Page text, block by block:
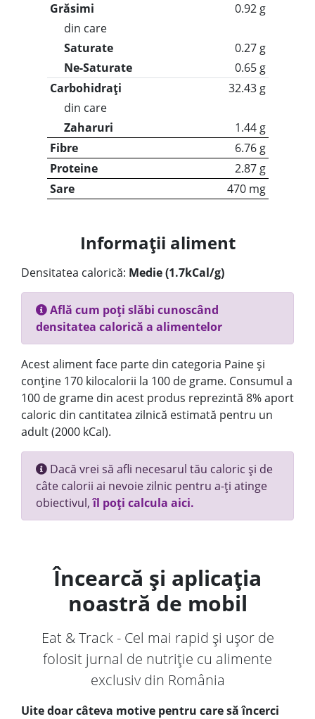
Grăsimi
0.92 g
din care
Saturate
0.27 g
Ne-Saturate
0.65 g
Carbohidrați
32.43 g
din care
Zaharuri
1.44 g
Fibre
6.76 g
Proteine
2.87 g
Sare
470 mg
Informații aliment
Densitatea calorică: Medie (1.7kCal/g)
Află cum poți slăbi cunoscând
densitatea calorică a alimentelor
Acest aliment face parte din categoria Paine și
conține 170 kilocalorii la 100 de grame. Consumul a
100 de grame din acest produs reprezintă 8% aport
caloric din cantitatea zilnică estimată pentru un
adult (2000 kCal).
Dacă vrei să afli necesarul tău caloric și de
câte calorii ai nevoie zilnic pentru a-ți atinge
obiectivul,îl poți calcula aici.
Încearcă și aplicația
noastră de mobil
Eat & Track - Cel mai rapid și ușor de
folosit jurnal de nutriție cu alimente
exclusiv din România
Uite doar câteva motive pentru care să încerci